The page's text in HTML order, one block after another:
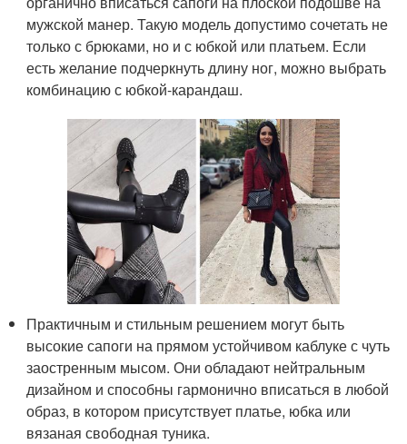
мужской манер. Такую модель допустимо сочетать не
только с брюками, но и с юбкой или платьем. Если
есть желание подчеркнуть длину ног, можно выбрать
комбинацию с юбкой-карандаш.
Практичным и стильным решением могут быть
высокие сапоги на прямом устойчивом каблуке с чуть
заостренным мысом. Они обладают нейтральным
дизайном и способны гармонично вписаться в любой
образ, в котором присутствует платье, юбка или
вязаная свободная туника.